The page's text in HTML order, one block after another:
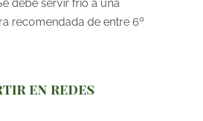
debe servir frío a una
recomendada de entre 6º
en redes